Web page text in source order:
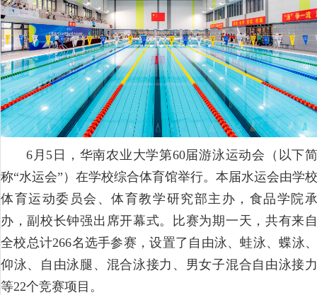
6月5日，华南农业大学第60届游泳运动会（以下简
称“水运会”）在学校综合体育馆举行。本届水运会由学校
体育运动委员会、体育教学研究部主办，食品学院承
办，副校长钟强出席开幕式。比赛为期一天，共有来自
全校总计266名选手参赛，设置了自由泳、蛙泳、蝶泳、
仰泳、自由泳腿、混合泳接力、男女子混合自由泳接力
等22个竞赛项目。